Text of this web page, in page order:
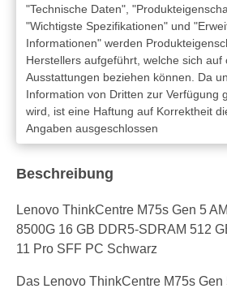
"Technische Daten",
"Wichtigste Spezifikationen" und
Informationen" werden
Herstellers aufgeführt, welche sich auf
Ausstattungen beziehen können. Da
Information von Dritten zur Verfügung
wird, ist eine Haftung auf Korrektheit
Angaben ausgeschlossen
Beschreibung
Lenovo ThinkCentre M75s Gen 5
8500G 16 GB DDR5-SDRAM 512
11 Pro SFF PC Schwarz
Das Lenovo ThinkCentre M75s Gen